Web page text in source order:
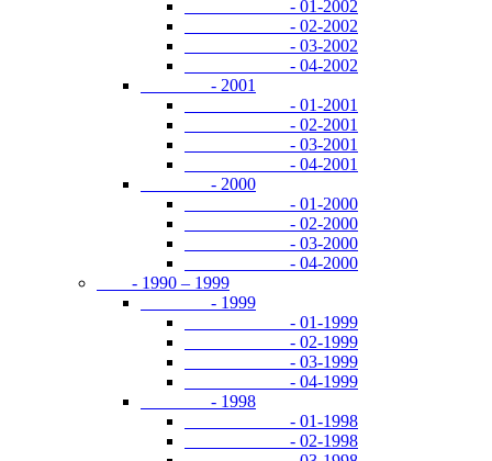
- 01-2002
- 02-2002
- 03-2002
- 04-2002
- 2001
- 01-2001
- 02-2001
- 03-2001
- 04-2001
- 2000
- 01-2000
- 02-2000
- 03-2000
- 04-2000
- 1990 – 1999
- 1999
- 01-1999
- 02-1999
- 03-1999
- 04-1999
- 1998
- 01-1998
- 02-1998